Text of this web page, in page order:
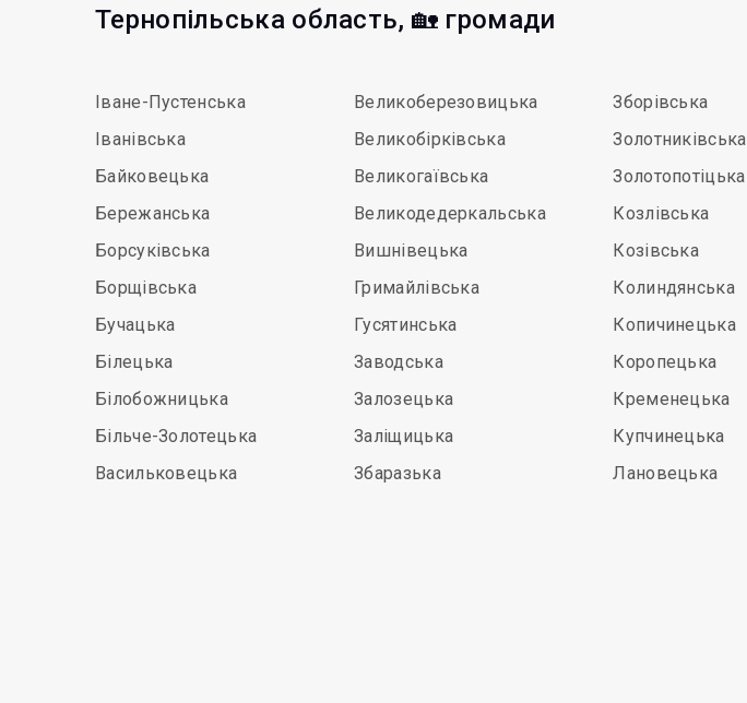
Тернопільська область, 🏡 громади
Іване-Пустенська
Іванівська
Байковецька
Бережанська
Борсуківська
Борщівська
Бучацька
Білецька
Білобожницька
Більче-Золотецька
Васильковецька
Великоберезовицька
Великобірківська
Великогаївська
Великодедеркальська
Вишнівецька
Гримайлівська
Гусятинська
Заводська
Залозецька
Заліщицька
Збаразька
Зборівська
Золотниківська
Золотопотіцька
Козлівська
Козівська
Колиндянська
Копичинецька
Коропецька
Кременецька
Купчинецька
Лановецька